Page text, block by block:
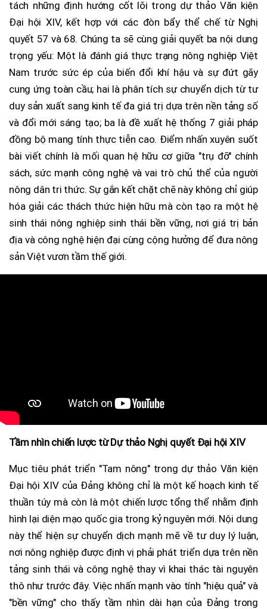
tách những định hướng cốt lõi trong dự thảo Văn kiện
Đại hội XIV, kết hợp với các đòn bẩy thể chế từ Nghị
quyết 57 và 68. Chúng ta sẽ cùng giải quyết ba nội dung
trọng yếu: Một là đánh giá thực trạng nông nghiệp Việt
Nam trước sức ép của biến đổi khí hậu và sự đứt gãy
cung ứng toàn cầu; hai là phân tích sự chuyển dịch từ tư
duy sản xuất sang kinh tế đa giá trị dựa trên nền tảng số
và đổi mới sáng tạo; ba là đề xuất hệ thống 7 giải pháp
đồng bộ mang tính thực tiễn cao. Điểm nhấn xuyên suốt
bài viết chính là mối quan hệ hữu cơ giữa "trụ đỡ" chính
sách, sức mạnh công nghệ và vai trò chủ thể của người
nông dân tri thức. Sự gắn kết chặt chẽ này không chỉ giúp
hóa giải các thách thức hiện hữu mà còn tạo ra một hệ
sinh thái nông nghiệp sinh thái bền vững, nơi giá trị bản
địa và công nghệ hiện đại cùng cộng hưởng để đưa nông
sản Việt vươn tầm thế giới.
Tầm nhìn chiến lược từ Dự thảo Nghị quyết Đại hội XIV
Mục tiêu phát triển "Tam nông" trong dự thảo Văn kiện
Đại hội XIV của Đảng không chỉ là một kế hoạch kinh tế
thuần túy mà còn là một chiến lược tổng thể nhằm định
hình lại diện mạo quốc gia trong kỷ nguyên mới. Nội dung
này thể hiện sự chuyển dịch mạnh mẽ về tư duy lý luận,
nơi nông nghiệp được định vị phải phát triển dựa trên nền
tảng sinh thái và công nghệ thay vì khai thác tài nguyên
thô như trước đây. Việc nhấn mạnh vào tính "hiệu quả" và
"bền vững" cho thấy tầm nhìn dài hạn của Đảng trong